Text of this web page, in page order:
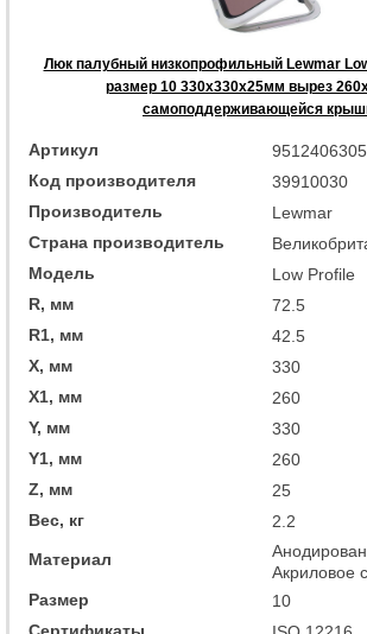
Люк палубный низкопрофильный Lewmar
размер 10 330x330x25мм вырез
самоподдерживающейся
Артикул
9512406305
Код производителя
39910030
Производитель
Lewmar
Страна производитель
Модель
Low Profile
R, мм
72.5
R1, мм
42.5
X, мм
330
X1, мм
260
Y, мм
330
Y1, мм
260
Z, мм
25
Вес, кг
2.2
Материал
Акриловое
Размер
10